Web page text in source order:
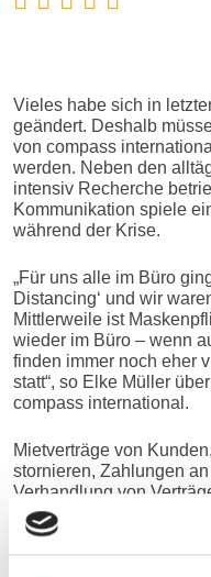
Vieles habe sich in
geändert. Deshalb
von compass
werden. Neben den
intensiv Recherche
Kommunikation spiele
während der Krise.
„Für uns alle im Büro
Distancing‘ und wir
Mittlerweile ist
wieder im Büro – wenn
finden immer noch eher
statt“, so Elke Müller
compass international.
Mietverträge von
stornieren, Zahlungen
Verhandlung von
das Thema Relocation
erschwerten. „Corona
andere Beschäftigung